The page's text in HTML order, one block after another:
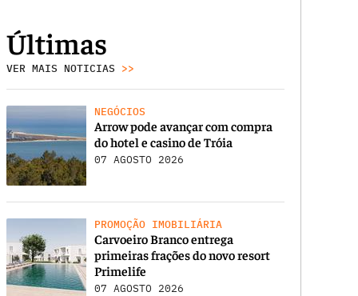
Últimas
VER MAIS NOTICIAS >>
NEGÓCIOS
Arrow pode avançar com compra
do hotel e casino de Tróia
07 AGOSTO 2026
PROMOÇÃO IMOBILIÁRIA
Carvoeiro Branco entrega
primeiras frações do novo resort
Primelife
07 AGOSTO 2026